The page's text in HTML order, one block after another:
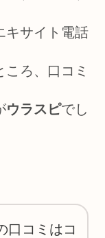
キサイト電話
ろ、口コミ
ウラスピでし
口コミはコ